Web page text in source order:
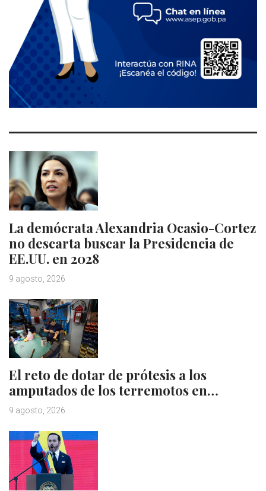
La demócrata Alexandria Ocasio-Cortez
no descarta buscar la Presidencia de
EE.UU. en 2028
9 agosto, 2026
El reto de dotar de prótesis a los
amputados de los terremotos en…
9 agosto, 2026